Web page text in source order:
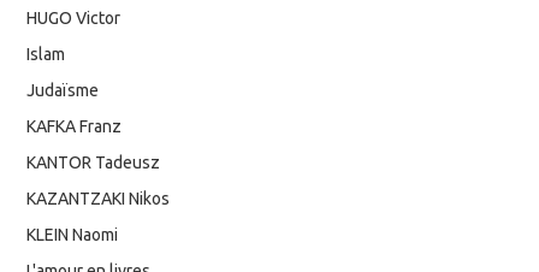
HUGO Victor
Islam
Judaïsme
KAFKA Franz
KANTOR Tadeusz
KAZANTZAKI Nikos
KLEIN Naomi